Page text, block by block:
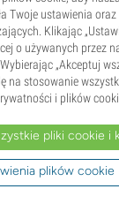
naturalnych
Twoje ustawienia
Klikając
o używanych przez
„Akceptuj
na stosowanie
i plików
pliki cookie i
plików cookie